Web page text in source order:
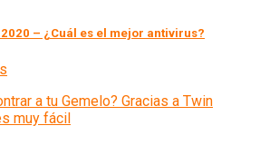
– ¿Cuál es el mejor antivirus?